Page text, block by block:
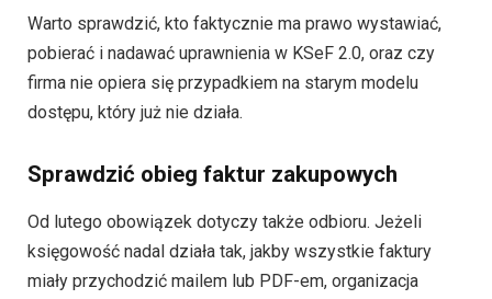
Warto sprawdzić, kto faktycznie ma prawo wystawiać,
pobierać i nadawać uprawnienia w KSeF 2.0, oraz czy
firma nie opiera się przypadkiem na starym modelu
dostępu, który już nie działa.
Sprawdzić obieg faktur zakupowych
Od lutego obowiązek dotyczy także odbioru. Jeżeli
księgowość nadal działa tak, jakby wszystkie faktury
miały przychodzić mailem lub PDF-em, organizacja